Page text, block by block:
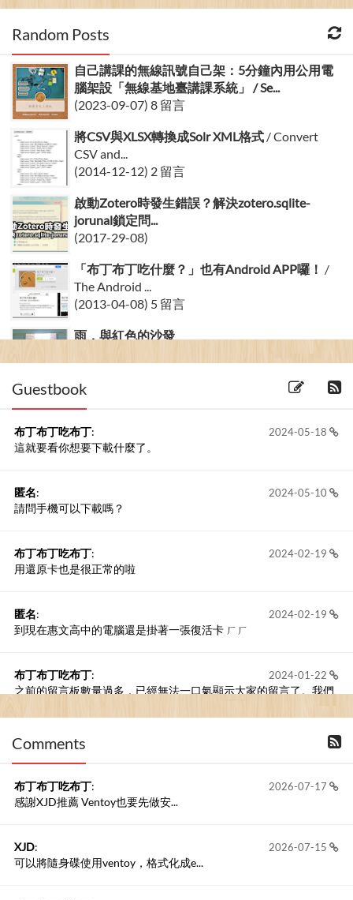
Random Posts
自己講課的無線訊號自己架：5分鐘內用公用電
腦架設「無線基地臺講課系統」 / Se...
(2023-09-07) 8 留言
將CSV與XLSX轉換成Solr XML格式 / Convert
CSV and...
(2014-12-12) 2 留言
啟動Zotero時發生錯誤？解決zotero.sqlite-
jorunal鎖定問...
(2017-29-08)
「布丁布丁吃什麼？」也有Android APP囉！ /
The Android ...
(2013-04-08) 5 留言
雨，與紅色的沙發
Guestbook
2024-05-18
布丁布丁吃布丁:
這就要看你想要下載什麼了。
2024-05-10
匿名:
請問手機可以下載嗎？
2024-02-19
布丁布丁吃布丁:
用還原卡也是很正常的啦
2024-02-19
匿名:
到現在惠文高中的電腦還是掛著一張復活卡 ㄏㄏ
2024-01-22
布丁布丁吃布丁:
之前的留言板數量過多，已經無法一口氣顯示大家的留言了。我們
Comments
2026-07-17
布丁布丁吃布丁:
感謝XJD推薦 Ventoy也要先做安...
2026-07-15
XJD:
可以將隨身碟使用ventoy，格式化成e...